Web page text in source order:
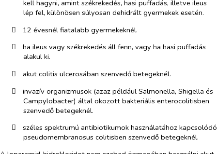
kell hagyni, amint székrekedés, hasi puffadás, illetve ileus
lép fel, különösen súlyosan dehidrált gyermekek esetén.
​
12 évesnél fiatalabb gyermekeknél.
​
ha ileus vagy székrekedés áll fenn, vagy ha hasi puffadás
alakul ki.
​
akut colitis ulcerosában szenvedő betegeknél.
​
invazív organizmusok (azaz például Salmonella, Shigella és
Campylobacter) által okozott bak​teriális enterocolitisben
szenvedő betegeknél.
​
széles spektrumú antibiotikumok használatához kapcsolódó
pseudomembranosus colitisben szenvedő betegeknél.